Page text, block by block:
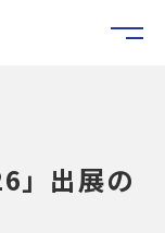
」出展の